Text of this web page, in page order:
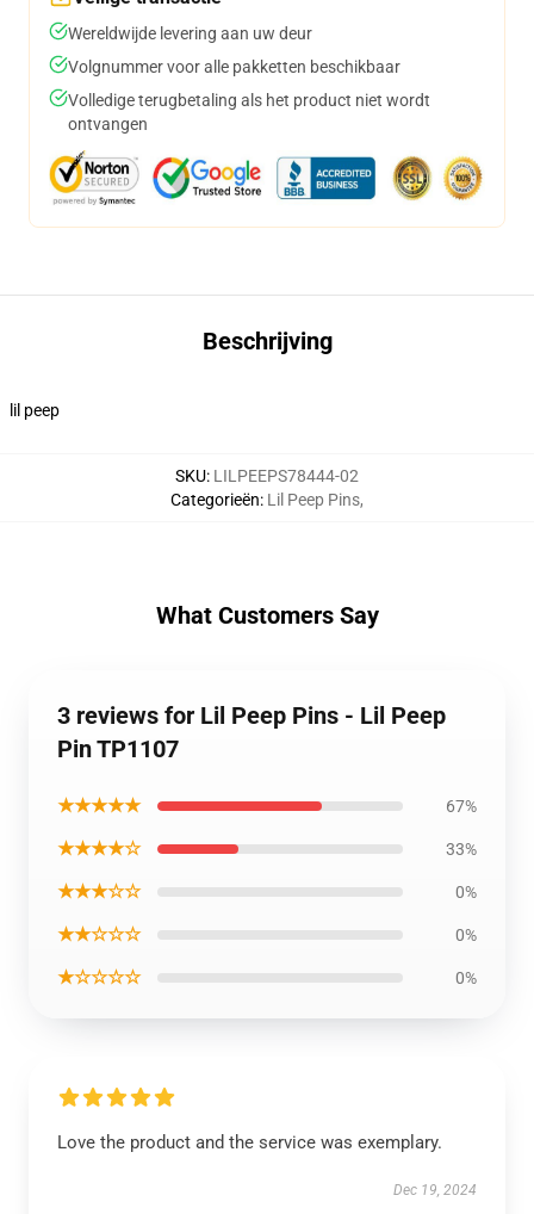
Wereldwijde levering aan uw deur
Volgnummer voor alle pakketten beschikbaar
Volledige terugbetaling als het product niet wordt
ontvangen
Beschrijving
lil peep
SKU: LILPEEPS78444-02
Categorieën: Lil Peep Pins,
What Customers Say
3 reviews for Lil Peep Pins - Lil Peep
Pin TP1107
★★★★★ 67%
★★★★☆ 33%
★★★☆☆ 0%
★★☆☆☆ 0%
★☆☆☆☆ 0%
Love the product and the service was exemplary.
Dec 19, 2024